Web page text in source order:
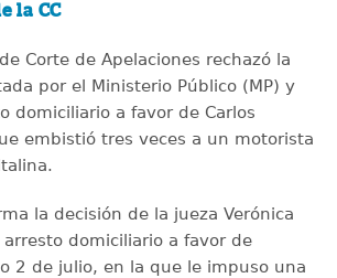
la CC
Corte de Apelaciones rechazó la
por el Ministerio Público (MP) y
domiciliario a favor de Carlos
embistió tres veces a un motorista
la decisión de la jueza Verónica
domiciliario a favor de
2 de julio, en la que le impuso una